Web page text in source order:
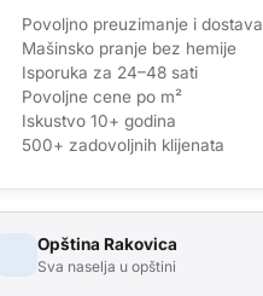
Povoljno preuzimanje i dostava
Mašinsko pranje bez hemije
Isporuka za 24–48 sati
Povoljne cene po m²
Iskustvo 10+ godina
500+ zadovoljnih klijenata
Opština Rakovica
Sva naselja u opštini